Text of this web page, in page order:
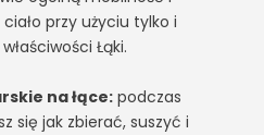
przy użyciu tylko i
Łąki.
na łące:podczas
się jak zbierać, suszyć i